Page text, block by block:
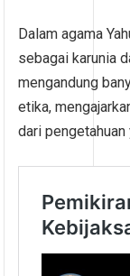
Dalam agama
sebagai karunia
mengandung
etika,
dari pengetahuan